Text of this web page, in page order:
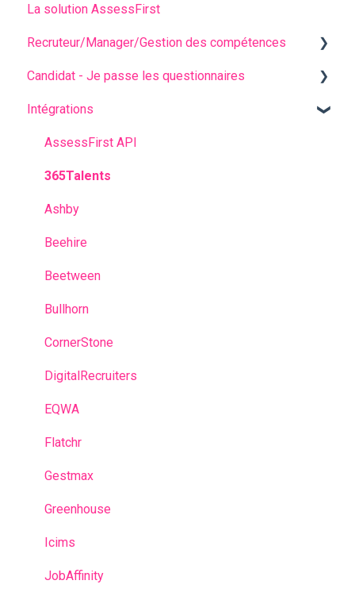
La solution AssessFirst
Recruteur/Manager/Gestion des compétences
L'interface recruteur
Gestion des invitations
Analyser les résultats de mes candidats
Gestion des contacts
Comptes Manager
Modèle prédictif
Campagnes de recrutement
Talent Management
Je suis Administrateur
Glossaire
Candidat - Je passe les questionnaires
Questions fréquentes
Avant les questionnaires
Pendant les questionnaires
Après avoir passé les questionnaires
Intégrations
AssessFirst API
365Talents
Ashby
Beehire
Beetween
Bullhorn
CornerStone
DigitalRecruiters
EQWA
Flatchr
Gestmax
Greenhouse
Icims
JobAffinity